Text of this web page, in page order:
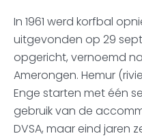
In 1961 werd korfbal
uitgevonden op 29
opgericht, vernoemd
Amerongen. Hemur
Enge starten met één
gebruik van de
DVSA, maar eind jaren